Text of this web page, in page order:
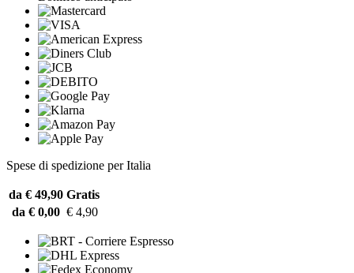
Spese di spedizione per Italia
da € 49,90 Gratis
da € 0,00 € 4,90